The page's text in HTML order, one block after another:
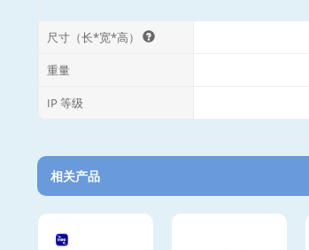
尺寸（长*宽*高）
重量
IP 等级
相关产品